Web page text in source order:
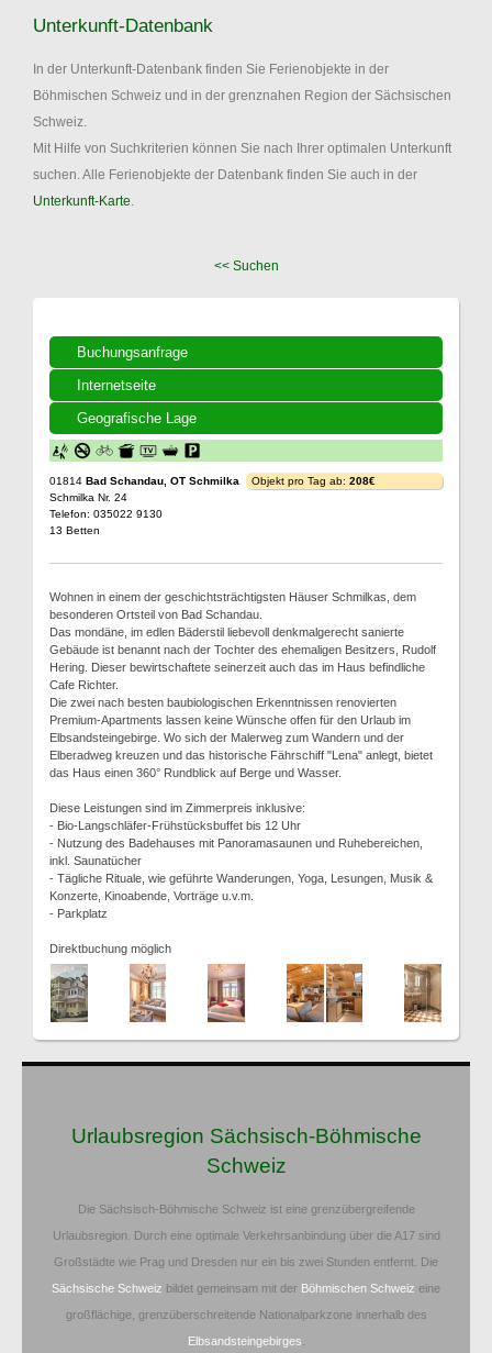
Unterkunft-Datenbank
In der Unterkunft-Datenbank finden Sie Ferienobjekte in der
Böhmischen Schweiz und in der grenznahen Region der Sächsischen
Schweiz.
Mit Hilfe von Suchkriterien können Sie nach Ihrer optimalen Unterkunft
suchen. Alle Ferienobjekte der Datenbank finden Sie auch in der
Unterkunft-Karte
<< Suchen
Buchungsanfrage
Internetseite
Geografische Lage
01814 Bad Schandau, OT Schmilka
Schmilka Nr. 24
Telefon: 035022 9130
13 Betten
Objekt pro Tag ab: 208€
Wohnen in einem der geschichtsträchtigsten Häuser Schmilkas, dem
besonderen Ortsteil von Bad Schandau.
Das mondäne, im edlen Bäderstil liebevoll denkmalgerecht sanierte
Gebäude ist benannt nach der Tochter des ehemaligen Besitzers, Rudolf
Hering. Dieser bewirtschaftete seinerzeit auch das im Haus befindliche
Cafe Richter.
Die zwei nach besten baubiologischen Erkenntnissen renovierten
Premium-Apartments lassen keine Wünsche offen für den Urlaub im
Elbsandsteingebirge. Wo sich der Malerweg zum Wandern und der
Elberadweg kreuzen und das historische Fährschiff "Lena" anlegt, bietet
das Haus einen 360° Rundblick auf Berge und Wasser.
Diese Leistungen sind im Zimmerpreis inklusive:
- Bio-Langschläfer-Frühstücksbuffet bis 12 Uhr
- Nutzung des Badehauses mit Panoramasaunen und Ruhebereichen,
inkl. Saunatücher
- Tägliche Rituale, wie geführte Wanderungen, Yoga, Lesungen, Musik &
Konzerte, Kinoabende, Vorträge u.v.m.
- Parkplatz
Direktbuchung möglich
Urlaubsregion Sächsisch-Böhmische
Schweiz
Die Sächsisch-Böhmische Schweiz ist eine grenzübergreifende
Urlaubsregion. Durch eine optimale Verkehrsanbindung über die A17 sind
Großstädte wie Prag und Dresden nur ein bis zwei Stunden entfernt. Die
Sächsische Schweiz bildet gemeinsam mit der Böhmischen Schweiz eine
großflächige, grenzüberschreitende Nationalparkzone innerhalb des
Elbsandsteingebirges